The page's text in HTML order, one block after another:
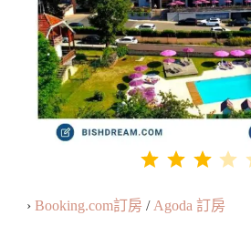
› Booking.com訂房 / Agoda 訂房